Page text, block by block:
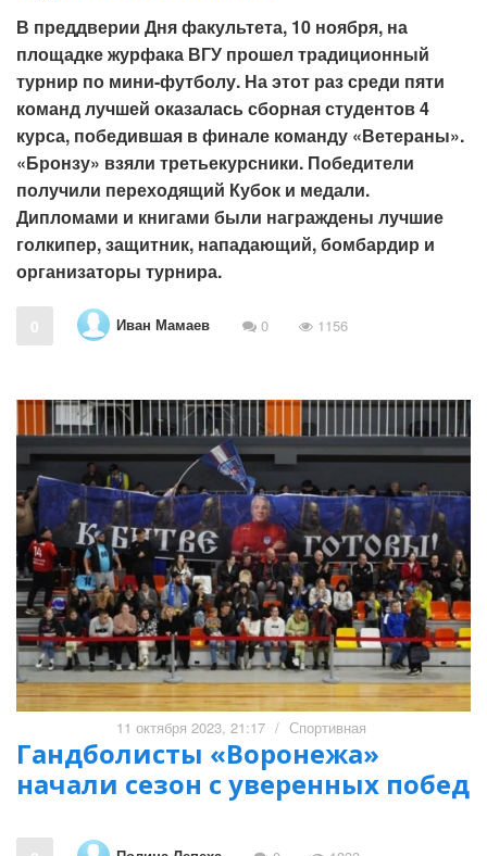
В преддверии Дня факультета, 10 ноября, на
площадке журфака ВГУ прошел традиционный
турнир по мини-футболу. На этот раз среди пяти
команд лучшей оказалась сборная студентов 4
курса, победившая в финале команду «Ветераны».
«Бронзу» взяли третьекурсники. Победители
получили переходящий Кубок и медали.
Дипломами и книгами были награждены лучшие
голкипер, защитник, нападающий, бомбардир и
организаторы турнира.
0 Иван Мамаев 0 1156
11 октября 2023, 21:17 / Спортивная
Гандболисты «Воронежа»
начали сезон с уверенных побед